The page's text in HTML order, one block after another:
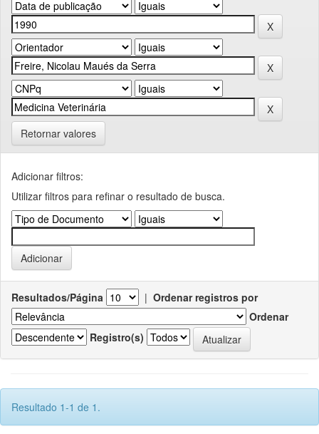
Retornar valores
Adicionar filtros:
Utilizar filtros para refinar o resultado de busca.
Resultados/Página | Ordenar registros por
Ordenar
Registro(s)
Resultado 1-1 de 1.